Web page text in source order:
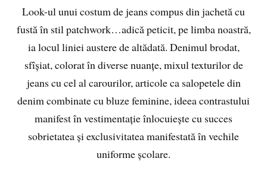
Look-ul unui costum de jeans compus din jachetă cu
fustă în stil patchwork…adică peticit, pe limba noastră,
ia locul liniei austere de altădată. Denimul brodat,
sfîșiat, colorat în diverse nuanțe, mixul texturilor de
jeans cu cel al carourilor, articole ca salopetele din
denim combinate cu bluze feminine, ideea contrastului
manifest în vestimentație înlocuiește cu succes
sobrietatea și exclusivitatea manifestată în vechile
uniforme școlare.